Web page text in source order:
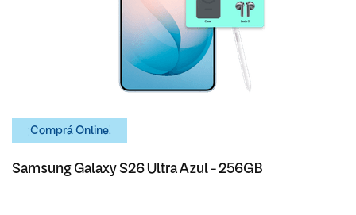
¡Comprá Online!
Samsung Galaxy S26 Ultra Azul - 256GB